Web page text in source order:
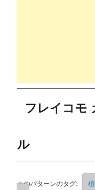
フレイコモ
ル
このパターンのタグ: